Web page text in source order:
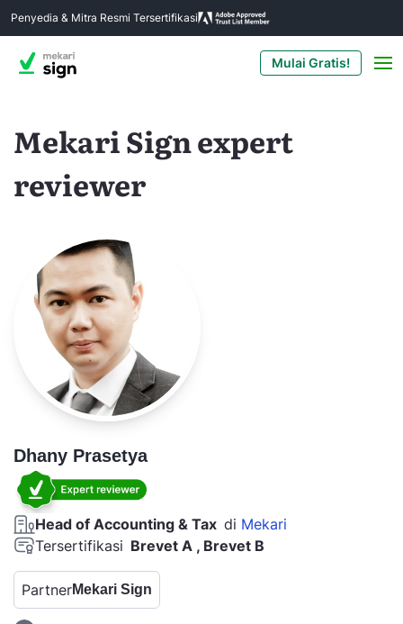
Penyedia & Mitra Resmi Tersertifikasi
Mulai Gratis!
Mekari Sign expert
reviewer
Dhany Prasetya
Head of Accounting & Tax di Mekari
Tersertifikasi Brevet A , Brevet B
PartnerMekari Sign